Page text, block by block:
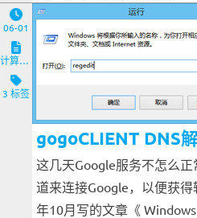
06-01
计算机与客户端
3 标签
gogoCLIENT DNS
这几天Google服务不怎么
道来连接Google，以便获
年10月写的文章《